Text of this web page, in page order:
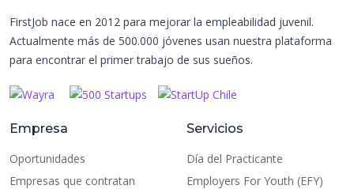
FirstJob nace en 2012 para mejorar la empleabilidad juvenil.
Actualmente más de 500.000 jóvenes usan nuestra plataforma
para encontrar el primer trabajo de sus sueños.
Empresa
Oportunidades
Empresas que contratan
Servicios
Día del Practicante
Employers For Youth (EFY)